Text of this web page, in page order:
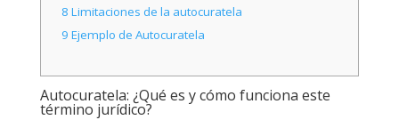
8 Limitaciones de la autocuratela
9 Ejemplo de Autocuratela
Autocuratela: ¿Qué es y cómo funciona este
término jurídico?